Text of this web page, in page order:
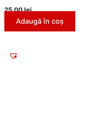
25,00lei
Adaugă în coș